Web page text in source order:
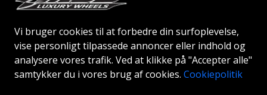
Vi bruger cookies til at forbedre din surfoplevelse,
vise personligt tilpassede annoncer eller indhold og
analysere vores trafik. Ved at klikke på "Accepter alle"
samtykker du i vores brug af cookies. Cookiepolitik
Ansøg om Firmakonto